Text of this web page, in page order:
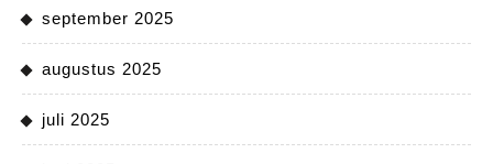
september 2025
augustus 2025
juli 2025